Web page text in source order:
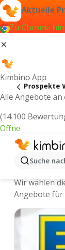
Aktuelle
Zu Chrome
Kimbino App
Alle Angebote an
(14.100
Öffne
Suche
Prospekte
Wir wählen
Angebote für